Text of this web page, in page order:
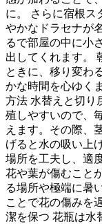
に。 さらに宿根ス
やかなドラセナが
るで部屋の中に小
出してくれます。
ときに、移り変わ
かな時間を心ゆく
方法 水替えと切り
殖しやすいので、
えます。その際、
げると水の吸い上
場所を工夫し、適
花や葉が傷むこと
る場所や極端に暑
ことで花の傷みを
潔を保つ 花瓶は水